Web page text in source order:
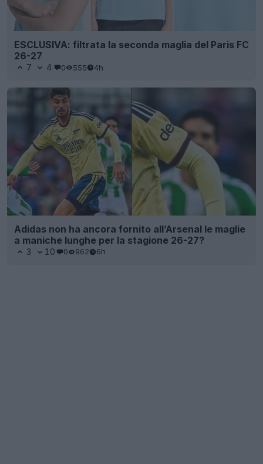
ESCLUSIVA: filtrata la seconda maglia del Paris FC
26-27
7 4 0 555 4h
Adidas non ha ancora fornito all’Arsenal le maglie
a maniche lunghe per la stagione 26-27?
3 10 0 962 6h